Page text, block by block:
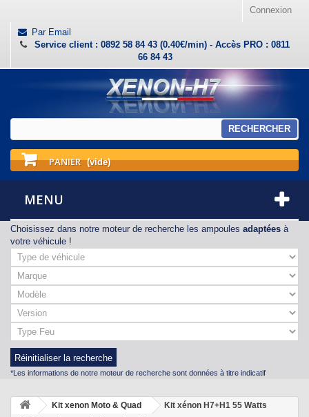
Connexion
Par Email
Service client : 0892 58 84 43 (0.40€/min) - Accès PRO : 0811
66 84 43
RECHERCHER
PANIER (vide)
MENU
Choisissez dans notre moteur de recherche les ampoules adaptées à
votre véhicule !
Réinitialiser la recherche
*Les informations de notre moteur de recherche sont données à titre indicatif
Kit xenon Moto & Quad
Kit xénon H7+H1 55 Watts